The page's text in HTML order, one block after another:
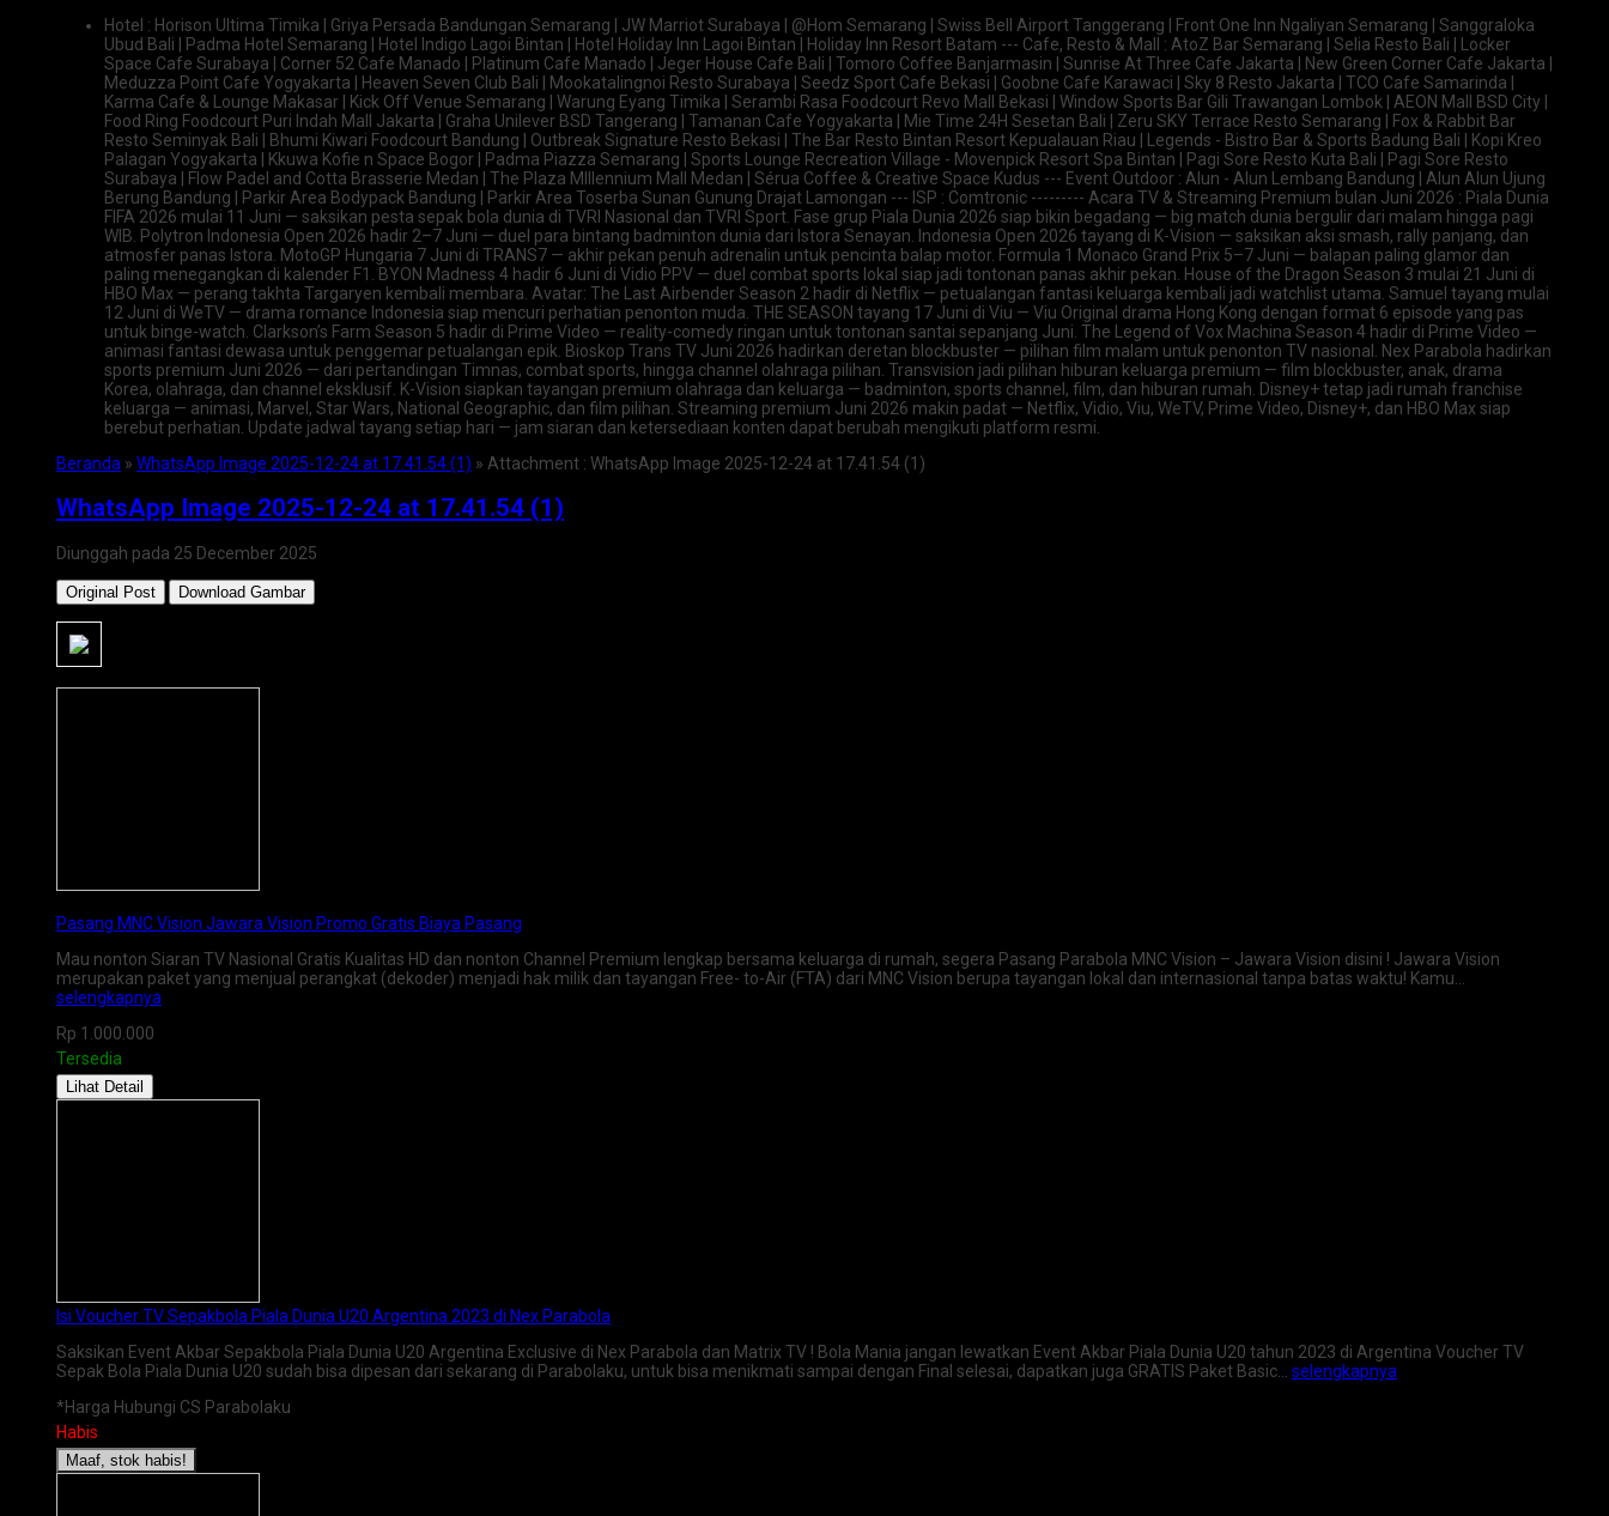
Hotel : Horison Ultima Timika | Griya Persada Bandungan Semarang | JW Marriot Surabaya | @Hom Semarang | Swiss Bell Airport Tanggerang | Front One Inn Ngaliyan Semarang | Sanggraloka
Ubud Bali | Padma Hotel Semarang | Hotel Indigo Lagoi Bintan | Hotel Holiday Inn Lagoi Bintan | Holiday Inn Resort Batam --- Cafe, Resto & Mall : AtoZ Bar Semarang | Selia Resto Bali | Locker
Space Cafe Surabaya | Corner 52 Cafe Manado | Platinum Cafe Manado | Jeger House Cafe Bali | Tomoro Coffee Banjarmasin | Sunrise At Three Cafe Jakarta | New Green Corner Cafe Jakarta |
Meduzza Point Cafe Yogyakarta | Heaven Seven Club Bali | Mookatalingnoi Resto Surabaya | Seedz Sport Cafe Bekasi | Goobne Cafe Karawaci | Sky 8 Resto Jakarta | TCO Cafe Samarinda |
Karma Cafe & Lounge Makasar | Kick Off Venue Semarang | Warung Eyang Timika | Serambi Rasa Foodcourt Revo Mall Bekasi | Window Sports Bar Gili Trawangan Lombok | AEON Mall BSD City |
Food Ring Foodcourt Puri Indah Mall Jakarta | Graha Unilever BSD Tangerang | Tamanan Cafe Yogyakarta | Mie Time 24H Sesetan Bali | Zeru SKY Terrace Resto Semarang | Fox & Rabbit Bar
Resto Seminyak Bali | Bhumi Kiwari Foodcourt Bandung | Outbreak Signature Resto Bekasi | The Bar Resto Bintan Resort Kepualauan Riau | Legends - Bistro Bar & Sports Badung Bali | Kopi Kreo
Palagan Yogyakarta | Kkuwa Kofie n Space Bogor | Padma Piazza Semarang | Sports Lounge Recreation Village - Movenpick Resort Spa Bintan | Pagi Sore Resto Kuta Bali | Pagi Sore Resto
Surabaya | Flow Padel and Cotta Brasserie Medan | The Plaza Mlllennium Mall Medan | Sérua Coffee & Creative Space Kudus --- Event Outdoor : Alun - Alun Lembang Bandung | Alun Alun Ujung
Berung Bandung | Parkir Area Bodypack Bandung | Parkir Area Toserba Sunan Gunung Drajat Lamongan --- ISP : Comtronic --------- Acara TV & Streaming Premium bulan Juni 2026 : Piala Dunia
FIFA 2026 mulai 11 Juni — saksikan pesta sepak bola dunia di TVRI Nasional dan TVRI Sport. Fase grup Piala Dunia 2026 siap bikin begadang — big match dunia bergulir dari malam hingga pagi
WIB. Polytron Indonesia Open 2026 hadir 2–7 Juni — duel para bintang badminton dunia dari Istora Senayan. Indonesia Open 2026 tayang di K-Vision — saksikan aksi smash, rally panjang, dan
atmosfer panas Istora. MotoGP Hungaria 7 Juni di TRANS7 — akhir pekan penuh adrenalin untuk pencinta balap motor. Formula 1 Monaco Grand Prix 5–7 Juni — balapan paling glamor dan
paling menegangkan di kalender F1. BYON Madness 4 hadir 6 Juni di Vidio PPV — duel combat sports lokal siap jadi tontonan panas akhir pekan. House of the Dragon Season 3 mulai 21 Juni di
HBO Max — perang takhta Targaryen kembali membara. Avatar: The Last Airbender Season 2 hadir di Netflix — petualangan fantasi keluarga kembali jadi watchlist utama. Samuel tayang mulai
12 Juni di WeTV — drama romance Indonesia siap mencuri perhatian penonton muda. THE SEASON tayang 17 Juni di Viu — Viu Original drama Hong Kong dengan format 6 episode yang pas
untuk binge-watch. Clarkson’s Farm Season 5 hadir di Prime Video — reality-comedy ringan untuk tontonan santai sepanjang Juni. The Legend of Vox Machina Season 4 hadir di Prime Video —
animasi fantasi dewasa untuk penggemar petualangan epik. Bioskop Trans TV Juni 2026 hadirkan deretan blockbuster — pilihan film malam untuk penonton TV nasional. Nex Parabola hadirkan
sports premium Juni 2026 — dari pertandingan Timnas, combat sports, hingga channel olahraga pilihan. Transvision jadi pilihan hiburan keluarga premium — film blockbuster, anak, drama
Korea, olahraga, dan channel eksklusif. K-Vision siapkan tayangan premium olahraga dan keluarga — badminton, sports channel, film, dan hiburan rumah. Disney+ tetap jadi rumah franchise
keluarga — animasi, Marvel, Star Wars, National Geographic, dan film pilihan. Streaming premium Juni 2026 makin padat — Netflix, Vidio, Viu, WeTV, Prime Video, Disney+, dan HBO Max siap
berebut perhatian. Update jadwal tayang setiap hari — jam siaran dan ketersediaan konten dapat berubah mengikuti platform resmi.
Beranda » WhatsApp Image 2025-12-24 at 17.41.54 (1) » Attachment : WhatsApp Image 2025-12-24 at 17.41.54 (1)
WhatsApp Image 2025-12-24 at 17.41.54 (1)
Diunggah pada 25 December 2025
Original Post Download Gambar
Pasang MNC Vision Jawara Vision Promo Gratis Biaya Pasang
Mau nonton Siaran TV Nasional Gratis Kualitas HD dan nonton Channel Premium lengkap bersama keluarga di rumah, segera Pasang Parabola MNC Vision – Jawara Vision disini ! Jawara Vision
merupakan paket yang menjual perangkat (dekoder) menjadi hak milik dan tayangan Free- to-Air (FTA) dari MNC Vision berupa tayangan lokal dan internasional tanpa batas waktu! Kamu…
selengkapnya
Rp 1.000.000
Tersedia
Lihat Detail
Isi Voucher TV Sepakbola Piala Dunia U20 Argentina 2023 di Nex Parabola
Saksikan Event Akbar Sepakbola Piala Dunia U20 Argentina Exclusive di Nex Parabola dan Matrix TV ! Bola Mania jangan lewatkan Event Akbar Piala Dunia U20 tahun 2023 di Argentina Voucher TV
Sepak Bola Piala Dunia U20 sudah bisa dipesan dari sekarang di Parabolaku, untuk bisa menikmati sampai dengan Final selesai, dapatkan juga GRATIS Paket Basic… selengkapnya
*Harga Hubungi CS Parabolaku
Habis
Maaf, stok habis!